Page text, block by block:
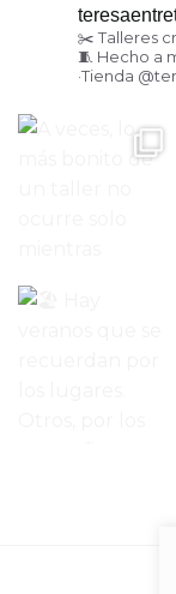
✂️ Talleres
🧵 Hecho a
·Tienda